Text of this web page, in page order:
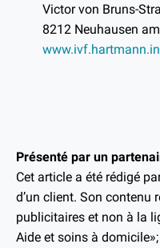
Victor von Bruns-
8212 Neuhausen
Présenté par un
Cet article a été rédigé
d’un client. Son contenu
publicitaires et non à la
Aide et soins à